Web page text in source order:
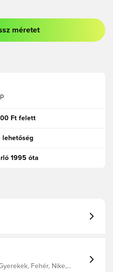
vagy a tagként való
méretet
Ft felett
lehetőség
1995 óta
Fehér, Nike,